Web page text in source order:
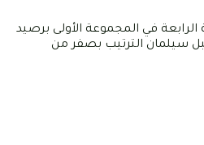
الرابعة في المجموعة الأولى برصيد
سيلمان الترتيب بصفر من